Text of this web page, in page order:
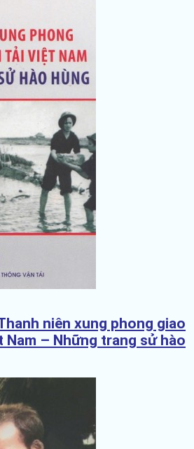
niên xung phong giao
Nam – Những trang sử hào